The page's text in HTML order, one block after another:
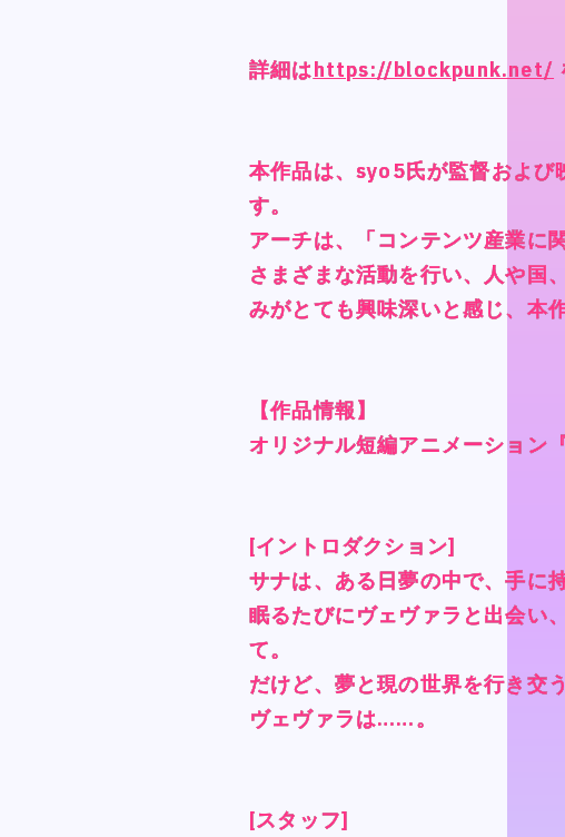
詳細はhttps://blockpunk.net/
本作品は、syo5氏が監督および
す。
アーチは、「コンテンツ産業に
さまざまな活動を行い、人や国
みがとても興味深いと感じ、本
【作品情報】
オリジナル短編アニメーション
[イントロダクション]
サナは、ある日夢の中で、手に
眠るたびにヴェヴァラと出会い
て。
だけど、夢と現の世界を行き交
ヴェヴァラは……。
[スタッフ]
詳細はhttps://blockpunk.net/
本作品は、syo5氏が監督および
す。
アーチは、「コンテンツ産業に
さまざまな活動を行い、人や国
みがとても興味深いと感じ、本
【作品情報】
オリジナル短編アニメーション
[イントロダクション]
サナは、ある日夢の中で、手に
眠るたびにヴェヴァラと出会い
て。
だけど、夢と現の世界を行き交
ヴェヴァラは……。
[スタッフ]
詳細はhttps://blockpunk.net/
本作品は、syo5氏が監督および
す。
アーチは、「コンテンツ産業に
さまざまな活動を行い、人や国
みがとても興味深いと感じ、本
【作品情報】
オリジナル短編アニメーション
[イントロダクション]
サナは、ある日夢の中で、手に
眠るたびにヴェヴァラと出会い
て。
だけど、夢と現の世界を行き交
ヴェヴァラは……。
[スタッフ]
詳細はhttps://blockpunk.net/
本作品は、syo5氏が監督および
す。
アーチは、「コンテンツ産業に
さまざまな活動を行い、人や国
みがとても興味深いと感じ、本
【作品情報】
オリジナル短編アニメーション
[イントロダクション]
サナは、ある日夢の中で、手に
眠るたびにヴェヴァラと出会い
て。
だけど、夢と現の世界を行き交
ヴェヴァラは……。
[スタッフ]